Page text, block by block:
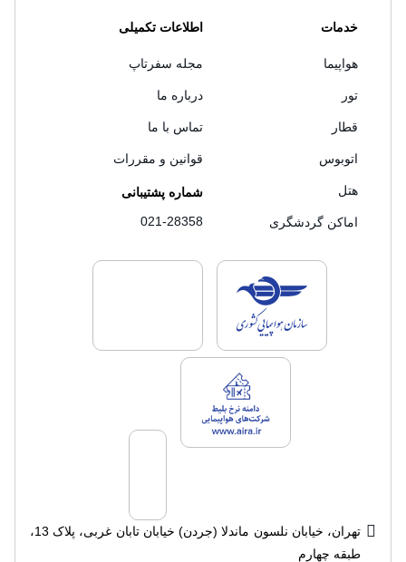
خدمات
هواپیما
تور
قطار
اتوبوس
هتل
اماکن گردشگری
اطلاعات تکمیلی
مجله سفرتاپ
درباره ما
تماس با ما
قوانین و مقررات
شماره پشتیبانی
021-28358
لایسنس های فروش سفرتاپلایسنس های
لایسنس های فروش سفرتاپ
تهران، خیابان نلسون ماندلا (جردن) خیابان تابان غربی، پلاک 13،
طبقه چهارم